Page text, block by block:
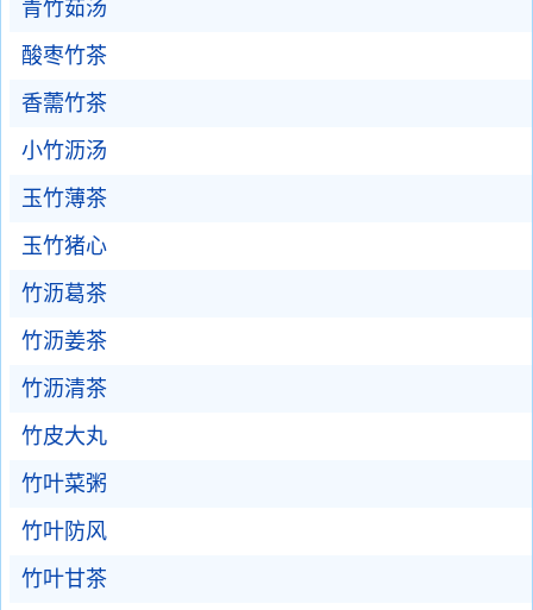
青竹茹汤
酸枣竹茶
香薷竹茶
小竹沥汤
玉竹薄茶
玉竹猪心
竹沥葛茶
竹沥姜茶
竹沥清茶
竹皮大丸
竹叶菜粥
竹叶防风
竹叶甘茶